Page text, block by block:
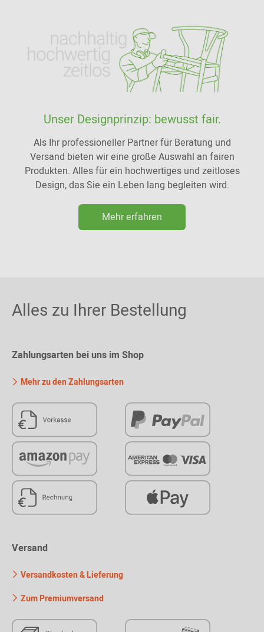
Unser Designprinzip: bewusst fair.
Als Ihr professioneller Partner für Beratung und
Versand bieten wir eine große Auswahl an fairen
Produkten. Alles für ein hochwertiges und zeitloses
Design, das Sie ein Leben lang begleiten wird.
Mehr erfahren
Alles zu Ihrer Bestellung
Zahlungsarten bei uns im Shop
Mehr zu den Zahlungsarten
Versand
Versandkosten & Lieferung
Zum Premiumversand